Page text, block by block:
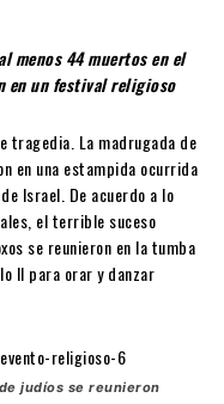
menos 44 muertos en el
en un festival religioso
tragedia. La madrugada de
en una estampida ocurrida
Israel. De acuerdo a lo
el terrible suceso
se reunieron en la tumba
II para orar y danzar
judíos se reunieron